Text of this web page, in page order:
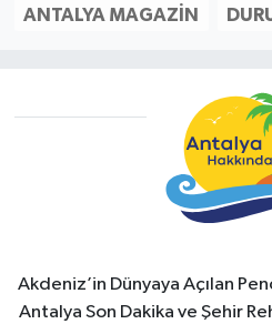
ANTALYA MAGAZIN
Akdeniz’in Dünyaya Açılan
Antalya Son Dakika ve Şehir